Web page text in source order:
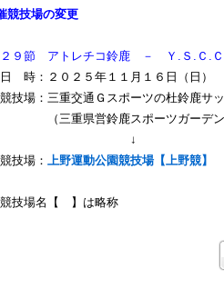
競技場の変更
９節 アトレチコ鈴鹿 － Ｙ.Ｓ.Ｃ.Ｃ
：２０２５年１１月１６日（日）
：三重交通Ｇスポーツの杜鈴鹿サッ
重県営鈴鹿スポーツガーデン）
場： 上野運動公園競技場【上野競】
技場名【 】は略称